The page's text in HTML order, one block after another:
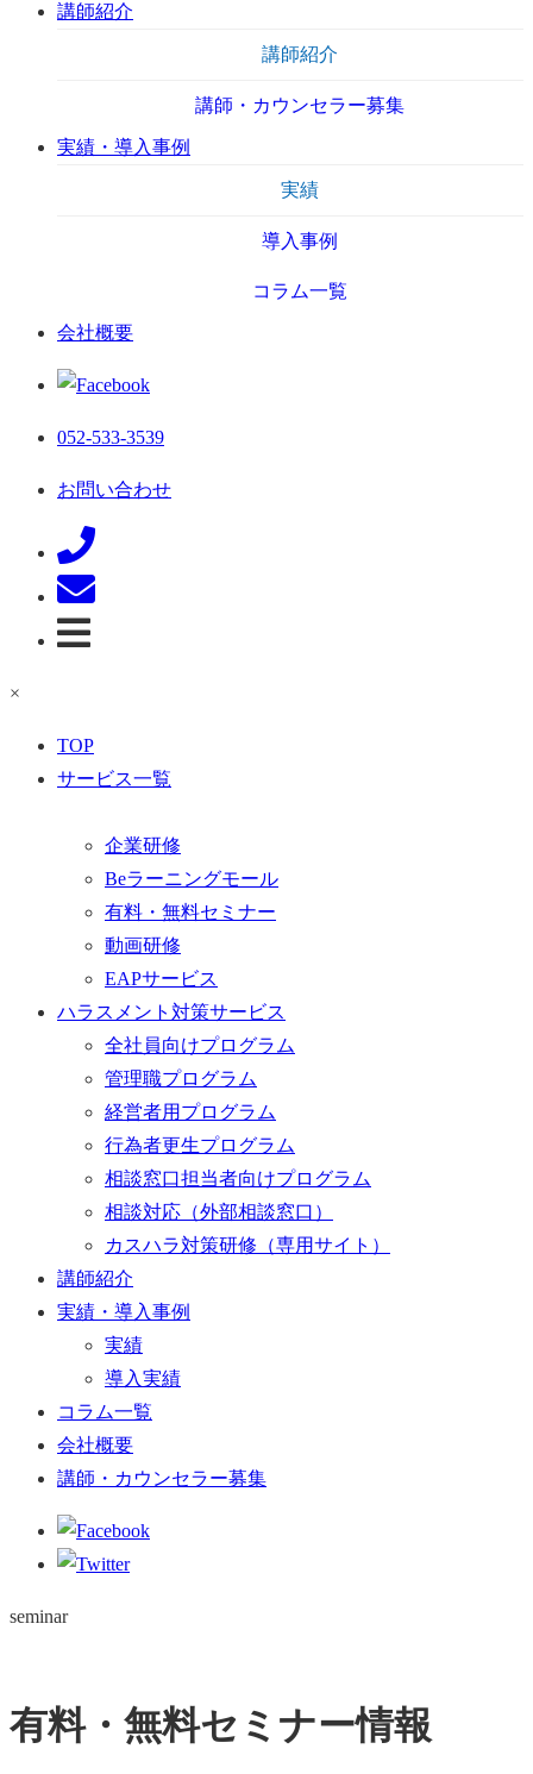
講師紹介
講師紹介
講師・カウンセラー募集
実績・導入事例
実績
導入事例
コラム一覧
会社概要
052-533-3539
お問い合わせ
×
TOP
サービス一覧
企業研修
Beラーニングモール
有料・無料セミナー
動画研修
EAPサービス
ハラスメント対策サービス
全社員向けプログラム
管理職プログラム
経営者用プログラム
行為者更生プログラム
相談窓口担当者向けプログラム
相談対応（外部相談窓口）
カスハラ対策研修（専用サイト）
講師紹介
実績・導入事例
実績
導入実績
コラム一覧
会社概要
講師・カウンセラー募集
seminar
有料・無料セミナー情報